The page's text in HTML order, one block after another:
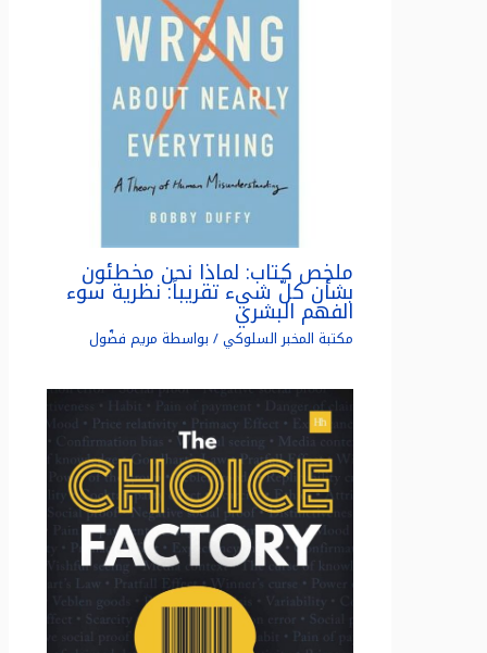
ملخص كتاب: لماذا نحن مخطئون
بشأن كلّ شيء تقريباً: نظرية سوء
الفهم البشري
مكتبة المخبر السلوكي/ بواسطة مريم فضّول